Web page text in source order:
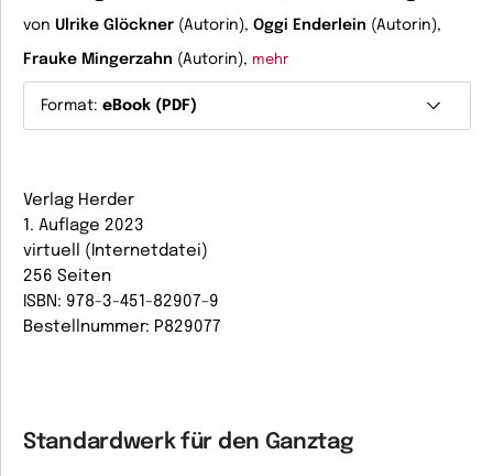
von Ulrike Glöckner (Autorin), Oggi Enderlein (Autorin),
Frauke Mingerzahn (Autorin), mehr
Format: eBook (PDF)
Verlag Herder
1. Auflage 2023
virtuell (Internetdatei)
256 Seiten
ISBN: 978-3-451-82907-9
Bestellnummer: P829077
Standardwerk für den Ganztag